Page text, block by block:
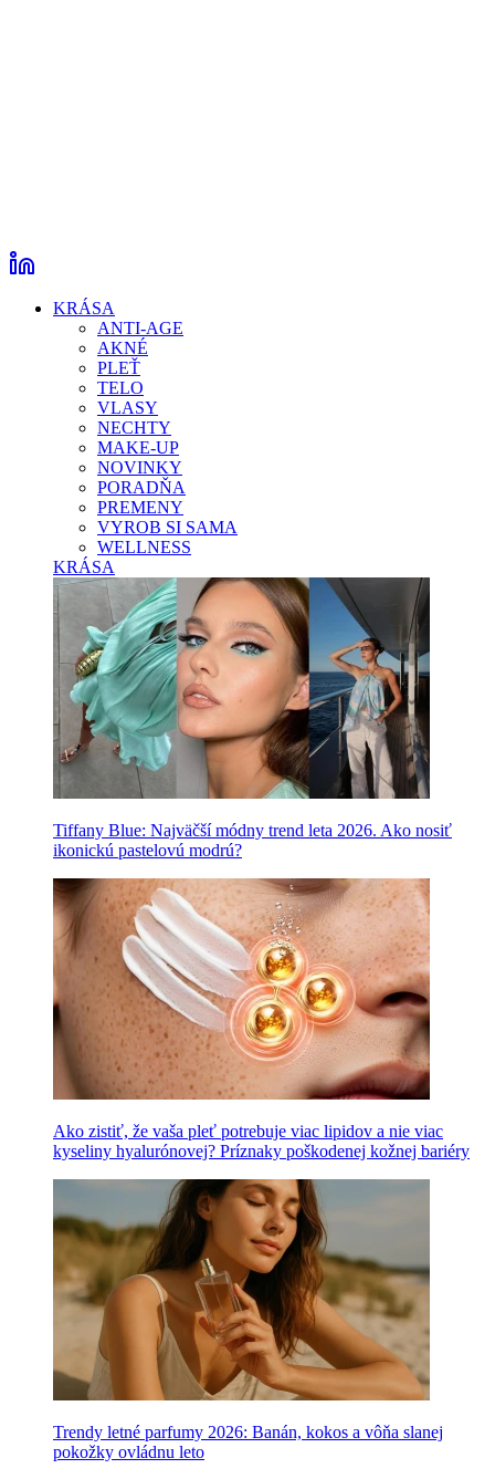
KRÁSA
ANTI-AGE
AKNÉ
PLEŤ
TELO
VLASY
NECHTY
MAKE-UP
NOVINKY
PORADŇA
PREMENY
VYROB SI SAMA
WELLNESS
KRÁSA
Tiffany Blue: Najväčší módny trend leta 2026. Ako nosiť
ikonickú pastelovú modrú?
Ako zistiť, že vaša pleť potrebuje viac lipidov a nie viac
kyseliny hyalurónovej? Príznaky poškodenej kožnej bariéry
Trendy letné parfumy 2026: Banán, kokos a vôňa slanej
pokožky ovládnu leto